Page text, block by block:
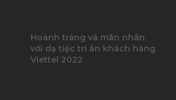
Hoành tráng và mãn nhãn
với dạ tiệc tri ân khách hàng
Viettel 2022